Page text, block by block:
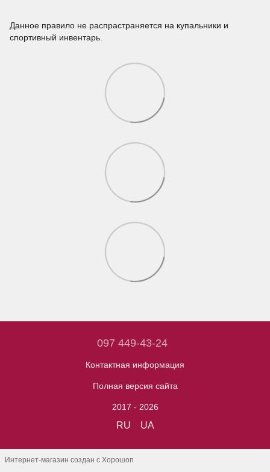
Данное правило не распрастраняется на купальники и
спортивный инвентарь.
097 449-43-24
Контактная информация
Полная версия сайта
2017 - 2026
RU UA
Интернет-магазин создан с Хорошоп